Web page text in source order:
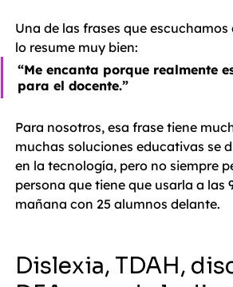
Una de las frases que
lo resume muy bien:
“Me encanta porque realmente
para el docente.”
Para nosotros, esa frase tiene
muchas soluciones educativas se
en la tecnología, pero no siempre
persona que tiene que usarla a las
mañana con 25 alumnos delante.
Dislexia, TDAH,